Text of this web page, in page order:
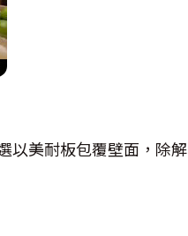
以美耐板包覆壁面，除解